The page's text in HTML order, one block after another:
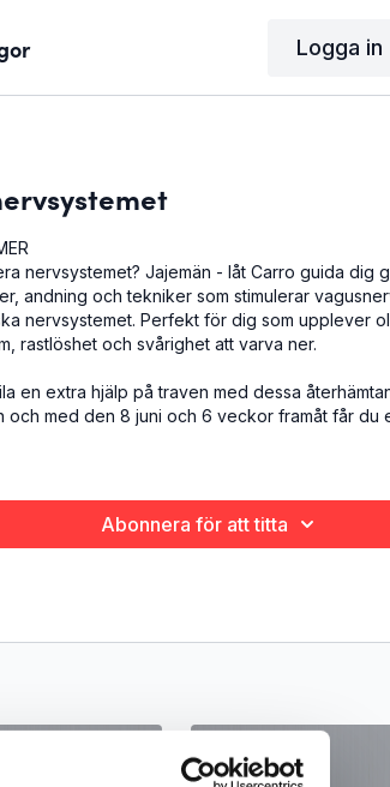
Logga in
nervsystemet? Jajemän - låt Carro guida dig
andning och tekniker som stimulerar
nervsystemet. Perfekt för dig som upplever
rastlöshet och svårighet att varva ner.
en extra hjälp på traven med dessa
och med den 8 juni och 6 veckor framåt får du
Abonnera för att titta